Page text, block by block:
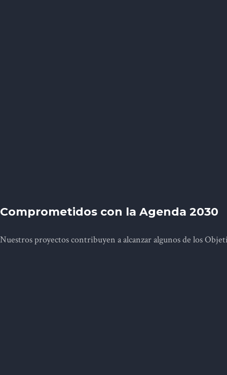
Comprometidos con la Agenda 2030
Nuestros proyectos contribuyen a alcanzar algunos de los